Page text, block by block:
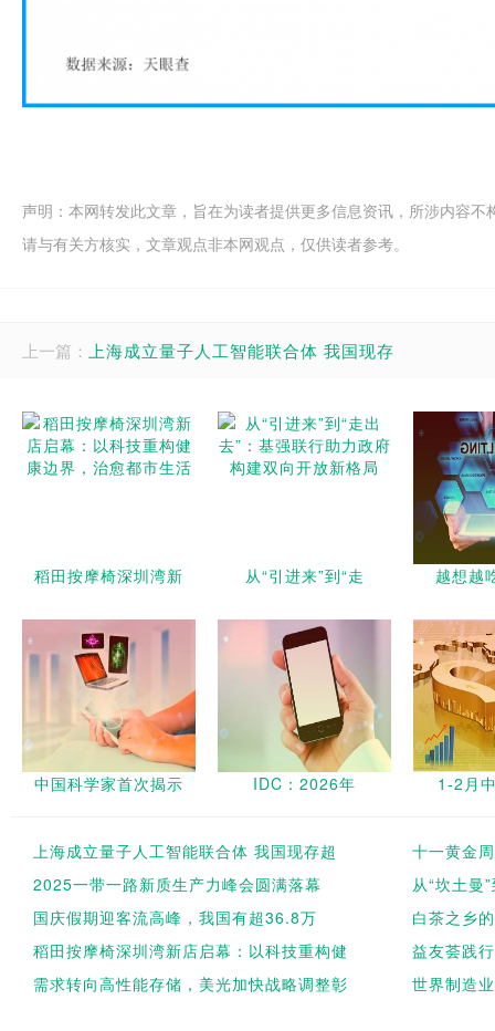
声明：本网转发此文章，旨在为读者提供更多信息资讯，所涉内容
请与有关方核实，文章观点非本网观点，仅供读者参考。
上一篇： 上海成立量子人工智能联合体 我国现存
稻田按摩椅深圳湾新 从“引进来”到“走 越想越
中国科学家首次揭示 IDC：2026年 1-2月
上海成立量子人工智能联合体 我国现存超
十一黄金
2025一带一路新质生产力峰会圆满落幕
从“坎土曼
国庆假期迎客流高峰，我国有超36.8万
白茶之乡
稻田按摩椅深圳湾新店启幕：以科技重构健
益友荟践
需求转向高性能存储，美光加快战略调整彰
世界制造